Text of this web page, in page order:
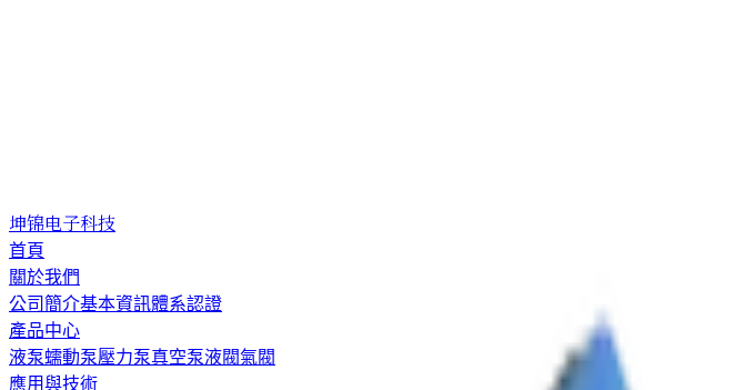
坤锦电子科技
首頁
關於我們
公司簡介基本資訊體系認證
產品中心
液泵蠕動泵壓力泵真空泵液閥氣閥
應用與技術